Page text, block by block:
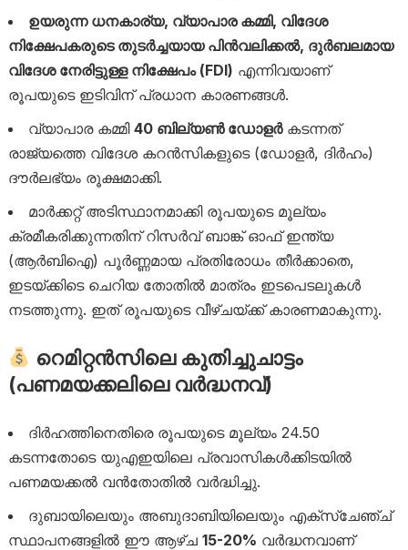
ഉയരുന്ന ധനകാര്യ, വ്യാപാര കമ്മി, വിദേശ
നിക്ഷേപകരുടെ തുടർച്ചയായ പിൻവലിക്കൽ, ദുർബലമായ
വിദേശ നേരിട്ടുള്ള നിക്ഷേപം (FDI) എന്നിവയാണ്
രൂപയുടെ ഇടിവിന് പ്രധാന കാരണങ്ങൾ.
വ്യാപാര കമ്മി 40 ബില്യൺ ഡോളർകടന്നത്
രാജ്യത്തെ വിദേശ കറൻസികളുടെ (ഡോളർ, ദിർഹം)
ദൗർലഭ്യം രൂക്ഷമാക്കി.
മാർക്കറ്റ് അടിസ്ഥാനമാക്കി രൂപയുടെ മൂല്യം
ക്രമീകരിക്കുന്നതിന് റിസർവ് ബാങ്ക് ഓഫ് ഇന്ത്യ
(ആർബിഐ) പൂർണ്ണമായ പ്രതിരോധം തീർക്കാതെ,
ഇടയ്ക്കിടെ ചെറിയ തോതിൽ മാത്രം ഇടപെടലുകൾ
നടത്തുന്നു. ഇത് രൂപയുടെ വീഴ്ചയ്ക്ക് കാരണമാകുന്നു.
റെമിറ്റൻസിലെ കുതിച്ചുചാട്ടം
(പണമയക്കലിലെ വർദ്ധനവ്)
ദിർഹത്തിനെതിരെ രൂപയുടെ മൂല്യം 24.50
കടന്നതോടെ യുഎഇയിലെ പ്രവാസികൾക്കിടയിൽ
പണമയക്കൽ വൻതോതിൽ വർദ്ധിച്ചു.
ദുബായിലെയും അബുദാബിയിലെയും എക്സ്ചേഞ്ച്
സ്ഥാപനങ്ങളിൽ ഈ ആഴ്ച 15-20% വർദ്ധനവാണ്